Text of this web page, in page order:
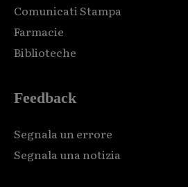
Comunicati Stampa
Farmacie
Biblioteche
Feedback
Segnala un errore
Segnala una notizia